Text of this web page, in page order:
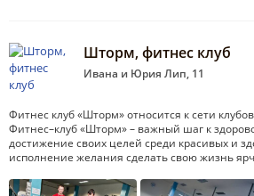
Шторм, фитнес клуб
Ивана и Юрия Лип, 11
Фитнес клуб «Шторм» относится к сети
Фитнес–клуб «Шторм» – важный шаг к
достижение своих целей среди красивых и
исполнение желания сделать свою жизнь